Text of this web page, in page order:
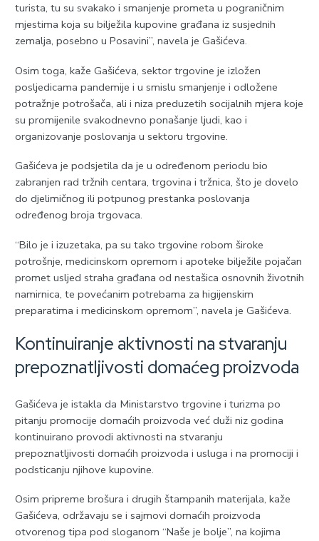
turista, tu su svakako i smanjenje prometa u pograničnim
mjestima koja su bilježila kupovine građana iz susjednih
zemalja, posebno u Posavini”, navela je Gašićeva.
Osim toga, kaže Gašićeva, sektor trgovine je izložen
posljedicama pandemije i u smislu smanjenje i odložene
potražnje potrošača, ali i niza preduzetih socijalnih mjera koje
su promijenile svakodnevno ponašanje ljudi, kao i
organizovanje poslovanja u sektoru trgovine.
Gašićeva je podsjetila da je u određenom periodu bio
zabranjen rad tržnih centara, trgovina i tržnica, što je dovelo
do djelimičnog ili potpunog prestanka poslovanja
određenog broja trgovaca.
“Bilo je i izuzetaka, pa su tako trgovine robom široke
potrošnje, medicinskom opremom i apoteke bilježile pojačan
promet usljed straha građana od nestašica osnovnih životnih
namirnica, te povećanim potrebama za higijenskim
preparatima i medicinskom opremom”, navela je Gašićeva.
Kontinuiranje aktivnosti na stvaranju
prepoznatljivosti domaćeg proizvoda
Gašićeva je istakla da Ministarstvo trgovine i turizma po
pitanju promocije domaćih proizvoda već duži niz godina
kontinuirano provodi aktivnosti na stvaranju
prepoznatljivosti domaćih proizvoda i usluga i na promociji i
podsticanju njihove kupovine.
Osim pripreme brošura i drugih štampanih materijala, kaže
Gašićeva, održavaju se i sajmovi domaćih proizvoda
otvorenog tipa pod sloganom “Naše je bolje”, na kojima